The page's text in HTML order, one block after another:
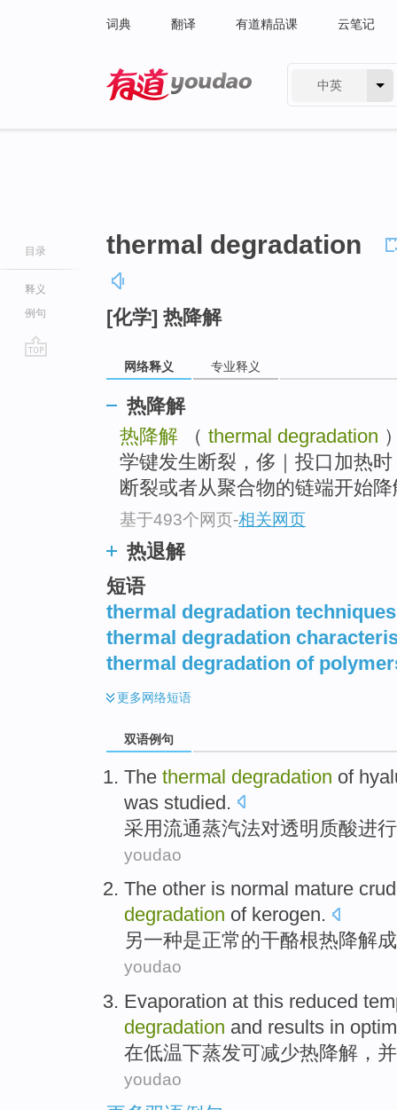
词典 翻译 有道精品课 云笔记
中英
目录
释义
例句
thermal degradation
[化学] 热降解
网络释义 专业释义
热降解
热降解 （ thermal degradation
学键发生断裂，侈｜投口加热
断裂或者从聚合物的链端开始
基于493个网页-相关网页
热退解
短语
thermal degradation techniques
thermal degradation
thermal degradation of
更多网络短语
双语例句
The thermal degradation of
was studied.
采用流通蒸汽法对透明 质酸进行
youdao
The other is normal mature
degradation of kerogen.
另一种是正常的干酪根热降解
youdao
Evaporation at this reduced
degradation and results in
在低温下蒸发可减少热降解 ， 并
youdao